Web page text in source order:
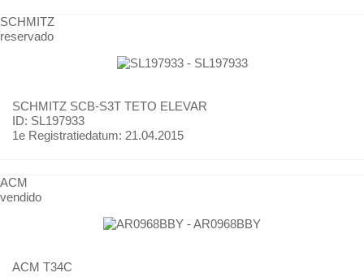
SCHMITZ
reservado
SCHMITZ SCB-S3T TETO ELEVAR
ID: SL197933
1e Registratiedatum: 21.04.2015
ACM
vendido
ACM T34C